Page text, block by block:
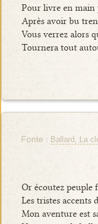
Pour livre en main
Après avoir bu
Vous verrez alors
Tournera tout
Fonte : Ballard, La
Or écoutez peuple
Les tristes accents
Mon aventure est